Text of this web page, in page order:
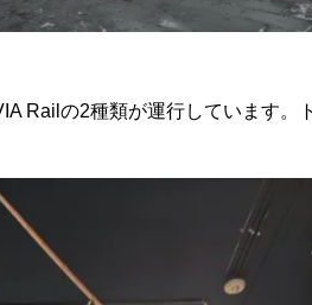
Railの2種類が運行しています。